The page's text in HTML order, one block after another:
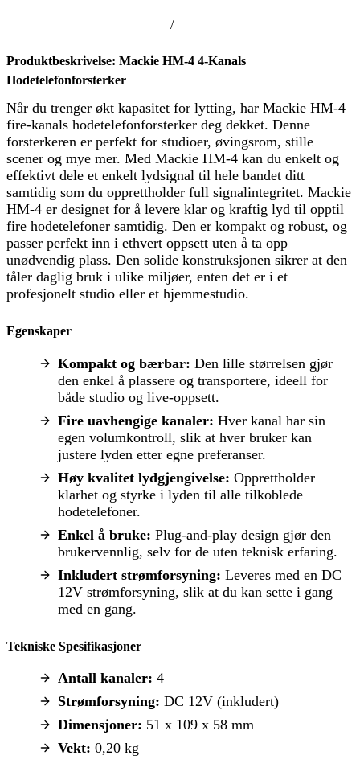
/
Produktbeskrivelse: Mackie HM-4 4-Kanals
Hodetelefonforsterker
Når du trenger økt kapasitet for lytting, har Mackie HM-4
fire-kanals hodetelefonforsterker deg dekket. Denne
forsterkeren er perfekt for studioer, øvingsrom, stille
scener og mye mer. Med Mackie HM-4 kan du enkelt og
effektivt dele et enkelt lydsignal til hele bandet ditt
samtidig som du opprettholder full signalintegritet. Mackie
HM-4 er designet for å levere klar og kraftig lyd til opptil
fire hodetelefoner samtidig. Den er kompakt og robust, og
passer perfekt inn i ethvert oppsett uten å ta opp
unødvendig plass. Den solide konstruksjonen sikrer at den
tåler daglig bruk i ulike miljøer, enten det er i et
profesjonelt studio eller et hjemmestudio.
Egenskaper
Kompakt og bærbar: Den lille størrelsen gjør
den enkel å plassere og transportere, ideell for
både studio og live-oppsett.
Fire uavhengige kanaler: Hver kanal har sin
egen volumkontroll, slik at hver bruker kan
justere lyden etter egne preferanser.
Høy kvalitet lydgjengivelse: Opprettholder
klarhet og styrke i lyden til alle tilkoblede
hodetelefoner.
Enkel å bruke: Plug-and-play design gjør den
brukervennlig, selv for de uten teknisk erfaring.
Inkludert strømforsyning: Leveres med en DC
12V strømforsyning, slik at du kan sette i gang
med en gang.
Tekniske Spesifikasjoner
Antall kanaler: 4
Strømforsyning: DC 12V (inkludert)
Dimensjoner: 51 x 109 x 58 mm
Vekt: 0,20 kg